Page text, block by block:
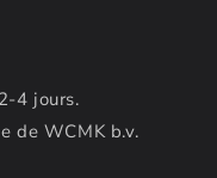
4 jours.
de WCMK b.v.